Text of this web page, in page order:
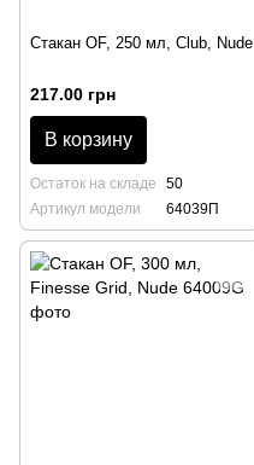
Стакан OF, 250 мл, Club, Nude
217.00 грн
В корзину
Остаток на складе
50
Артикул модели
64039П